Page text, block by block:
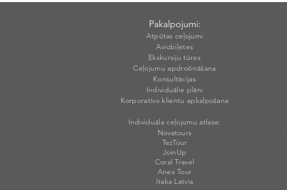
Pakalpojumi:
Atpūtas ceļojumi
Aviobiļetes
Ekskursiju tūres
Ceļojumu apdrošināšana
Konsultācijas
Individuālie plāni
Korporatīvo klientu apkalpošana
Individuāla ceļojumu atlase:
Novatours
TezTour
JoinUp
Coral Travel
Anex Tour
Itaka Latvia